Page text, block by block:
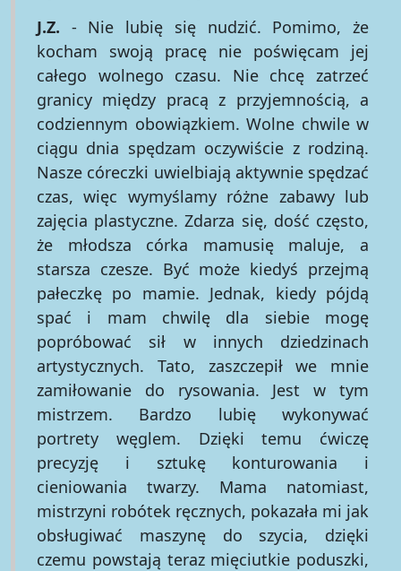
J.Z. - Nie lubię się nudzić. Pomimo, że
kocham swoją pracę nie poświęcam jej
całego wolnego czasu. Nie chcę zatrzeć
granicy między pracą z przyjemnością, a
codziennym obowiązkiem. Wolne chwile w
ciągu dnia spędzam oczywiście z rodziną.
Nasze córeczki uwielbiają aktywnie spędzać
czas, więc wymyślamy różne zabawy lub
zajęcia plastyczne. Zdarza się, dość często,
że młodsza córka mamusię maluje, a
starsza czesze. Być może kiedyś przejmą
pałeczkę po mamie. Jednak, kiedy pójdą
spać i mam chwilę dla siebie mogę
popróbować sił w innych dziedzinach
artystycznych. Tato, zaszczepił we mnie
zamiłowanie do rysowania. Jest w tym
mistrzem. Bardzo lubię wykonywać
portrety węglem. Dzięki temu ćwiczę
precyzję i sztukę konturowania i
cieniowania twarzy. Mama natomiast,
mistrzyni robótek ręcznych, pokazała mi jak
obsługiwać maszynę do szycia, dzięki
czemu powstają teraz mięciutkie poduszki,